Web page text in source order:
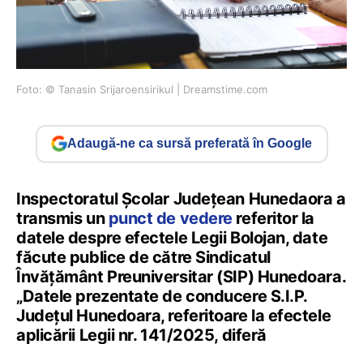
Foto: © Tanasin Srijaroensirikul | Dreamstime.com
Adaugă-ne ca sursă preferată în Google
Inspectoratul Școlar Județean Hunedaora a
transmis un punct de vederereferitor la
datele despre efectele Legii Bolojan, date
făcute publice de către Sindicatul
Învățământ Preuniversitar (SIP) Hunedoara.
„Datele prezentate de conducere S.I.P.
Județul Hunedoara, referitoare la efectele
aplicării Legii nr. 141/2025, diferă